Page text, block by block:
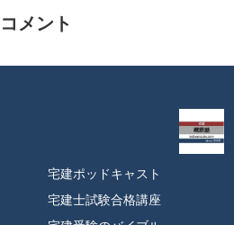
コメント
宅建ポッドキャスト
宅建士試験合格講座